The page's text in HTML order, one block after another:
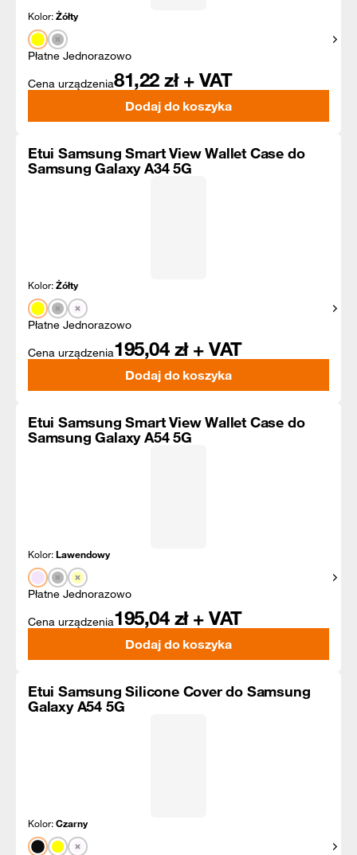
Kolor:Żółty
Płatne Jednorazowo
Cena urządzenia81,22 zł + VAT
Dodaj do koszyka
Etui Samsung Smart View Wallet Case do
Samsung Galaxy A34 5G
Kolor:Żółty
Płatne Jednorazowo
Cena urządzenia195,04 zł + VAT
Dodaj do koszyka
Etui Samsung Smart View Wallet Case do
Samsung Galaxy A54 5G
Kolor:Lawendowy
Płatne Jednorazowo
Cena urządzenia195,04 zł + VAT
Dodaj do koszyka
Etui Samsung Silicone Cover do Samsung
Galaxy A54 5G
Kolor:Czarny